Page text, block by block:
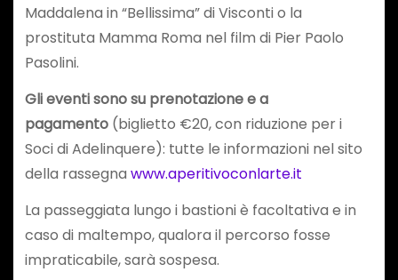
Maddalena in “Bellissima” di Visconti o la
prostituta Mamma Roma nel film di Pier Paolo
Pasolini.
Gli eventi sono su prenotazione e a
pagamento(biglietto €20, con riduzione per i
Soci di Adelinquere): tutte le informazioni nel sito
della rassegna www.aperitivoconlarte.it
La passeggiata lungo i bastioni è facoltativa e in
caso di maltempo, qualora il percorso fosse
impraticabile, sarà sospesa.